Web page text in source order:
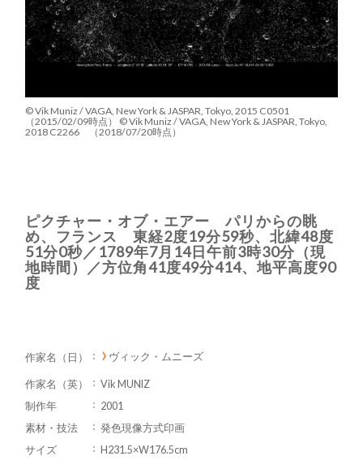
© Vik Muniz / VAGA, New York & JASPAR, Tokyo, 2015 C0501
（2015/02/09時点） © Vik Muniz / VAGA, New York & JASPAR, Tokyo,
2018 C2266 （2018/07/20時点）
ピクチャー・オブ・エアー パリからの眺
め、フランス 東経2度19分59秒、北緯48度
51分0秒／1789年7月14日午前3時30分（現
地時間）／方位角41度49分414、地平高度90
度
作家名（日） ヴィック・ムニーズ
作家名（英）
Vik MUNIZ
制作年
2001
素材・技法
発色現像方式印画
サイズ
H231.5×W176.5cm